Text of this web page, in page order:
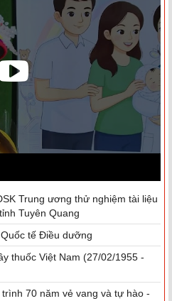
Trung ương thử nghiệm tài liệu
Tuyên Quang
tế Điều dưỡng
thuốc Việt Nam (27/02/1955 -
70 năm vẻ vang và tự hào -